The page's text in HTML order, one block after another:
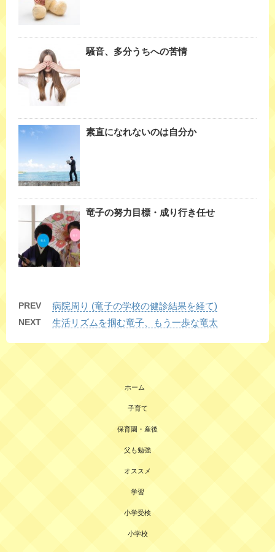
騒音、多分うちへの苦情
素直になれないのは自分か
竜子の努力目標・成り行き任せ
PREV 病院周り (竜子の学校の健診結果を経て)
NEXT 生活リズムを掴む竜子、もう一歩な竜太
ホーム
子育て
保育園・産後
父も勉強
オススメ
学習
小学受検
小学校